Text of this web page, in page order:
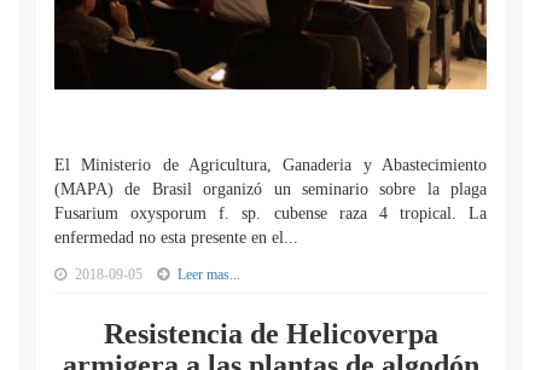
El Ministerio de Agricultura, Ganaderia y Abastecimiento
(MAPA) de Brasil organizó un seminario sobre la plaga
Fusarium oxysporum f. sp. cubense raza 4 tropical. La
enfermedad no esta presente en el...
2018-09-05 Leer mas...
Resistencia de Helicoverpa